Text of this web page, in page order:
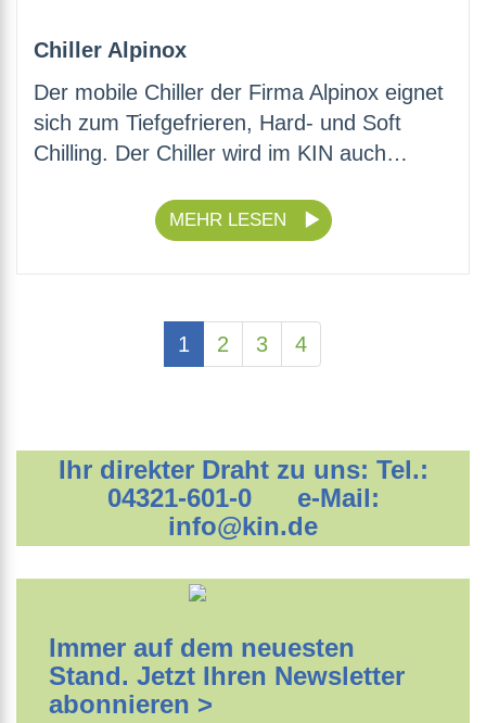
Chiller Alpinox
Der mobile Chiller der Firma Alpinox eignet
sich zum Tiefgefrieren, Hard- und Soft
Chilling. Der Chiller wird im KIN auch…
MEHR LESEN
1 (current)
2 3 4
Ihr direkter Draht zu uns: Tel.:
04321-601-0 e-Mail:
info@kin.de
Immer auf dem neuesten
Stand. Jetzt Ihren Newsletter
abonnieren >